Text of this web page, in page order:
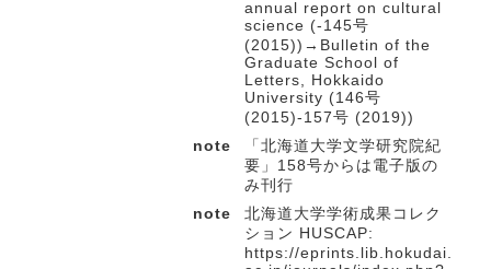
annual report on cultural
science (-145号
(2015))→Bulletin of the
Graduate School of
Letters, Hokkaido
University (146号
(2015)-157号 (2019))
note
「北海道大学文学研究院紀
要」158号からは電子版の
み刊行
note
北海道大学学術成果コレク
ション HUSCAP:
https://eprints.lib.hokudai.